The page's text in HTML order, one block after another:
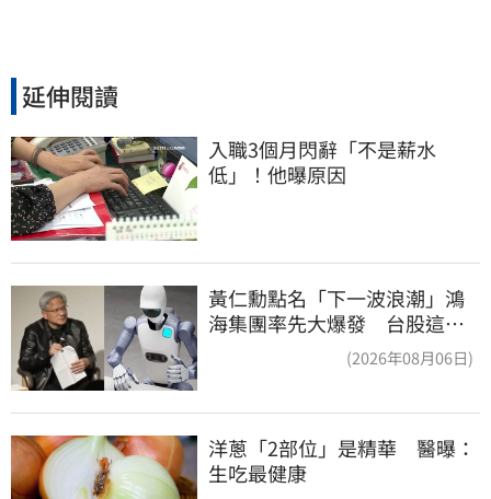
延伸閱讀
入職3個月閃辭「不是薪水
低」！他曝原因
黃仁勳點名「下一波浪潮」鴻
海集團率先大爆發 台股這族
(2026年08月06日)
洋蔥「2部位」是精華　醫曝：
生吃最健康